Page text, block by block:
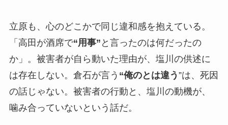
立原も、心のどこかで同じ違和感を抱えている。
「高田が酒席で“用事” と言ったのは何だったの
か」。被害者が自ら動いた理由が、塩川の供述に
は存在しない。倉石が言う “俺のとは違う ”は、死因
の話じゃない。被害者の行動と、塩川の動機が、
噛み合っていないという話だ。